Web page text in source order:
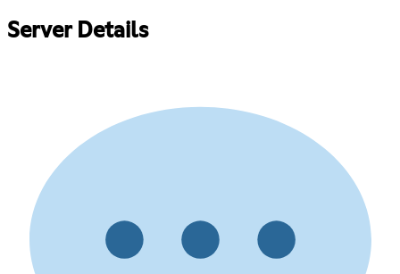
Server Details